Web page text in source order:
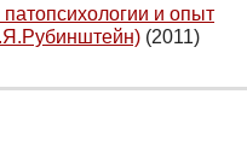
и опыт
(2011)